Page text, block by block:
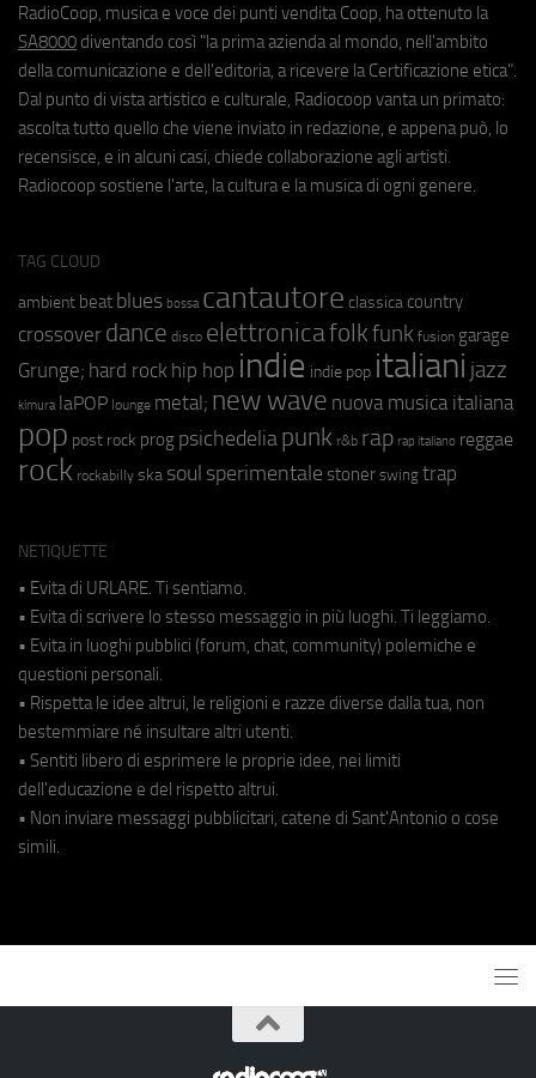
RadioCoop, musica e voce dei punti vendita Coop, ha ottenuto la
SA8000 diventando così "la prima azienda al mondo, nell'ambito
della comunicazione e dell'editoria, a ricevere la Certificazione etica".
Dal punto di vista artistico e culturale, Radiocoop vanta un primato:
ascolta tutto quello che viene inviato in redazione, e appena può, lo
recensisce, e in alcuni casi, chiede collaborazione agli artisti.
Radiocoop sostiene l'arte, la cultura e la musica di ogni genere.
TAG CLOUD
ambient beat blues bossa cantautore classica country
crossover dance disco elettronicafolkfunk fusion garage
Grunge; hard rock hip hop indie indie pop italiani jazz
kimura laPOP lounge metal; new wave nuova musica italiana
pop post rock prog psichedeliapunk r&b rap rap italiano reggae
rock rockabilly ska soul sperimentale stoner swing trap
NETIQUETTE
• Evita di URLARE. Ti sentiamo.
• Evita di scrivere lo stesso messaggio in più luoghi. Ti leggiamo.
• Evita in luoghi pubblici (forum, chat, community) polemiche e
questioni personali.
• Rispetta le idee altrui, le religioni e razze diverse dalla tua, non
bestemmiare né insultare altri utenti.
• Sentiti libero di esprimere le proprie idee, nei limiti
dell'educazione e del rispetto altrui.
• Non inviare messaggi pubblicitari, catene di Sant'Antonio o cose
simili.